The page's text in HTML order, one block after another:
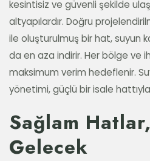
kesintisiz ve güvenli şekilde
altyapılardır. Doğru
ile oluşturulmuş bir hat, suyun
da en aza indirir. Her bölge ve
maksimum verim hedeflenir.
yönetimi, güçlü bir isale
Sağlam
Gelecek